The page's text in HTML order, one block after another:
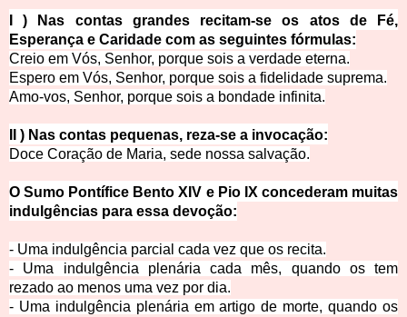
I ) Nas contas grandes recitam-se os atos de Fé,
Esperança e Caridade com as seguintes fórmulas:
Creio em Vós, Senhor, porque sois a verdade eterna.
Espero em Vós, Senhor, porque sois a fidelidade suprema.
Amo-vos, Senhor, porque sois a bondade infinita.
II ) Nas contas pequenas, reza-se a invocação:
Doce Coração de Maria, sede nossa salvação.
O Sumo Pontífice Bento XIV e Pio IX concederam muitas
indulgências para essa devoção:
- Uma indulgência parcial cada vez que os recita.
- Uma indulgência plenária cada mês, quando os tem
rezado ao menos uma vez por dia.
- Uma indulgência plenária em artigo de morte, quando os